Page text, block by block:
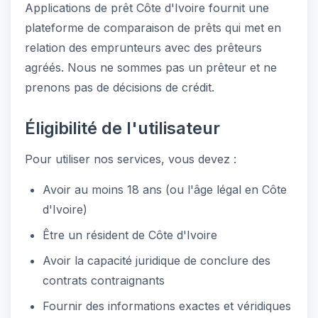
Applications de prêt Côte d'Ivoire fournit une
plateforme de comparaison de prêts qui met en
relation des emprunteurs avec des prêteurs
agréés. Nous ne sommes pas un prêteur et ne
prenons pas de décisions de crédit.
Éligibilité de l'utilisateur
Pour utiliser nos services, vous devez :
Avoir au moins 18 ans (ou l'âge légal en Côte
d'Ivoire)
Être un résident de Côte d'Ivoire
Avoir la capacité juridique de conclure des
contrats contraignants
Fournir des informations exactes et véridiques